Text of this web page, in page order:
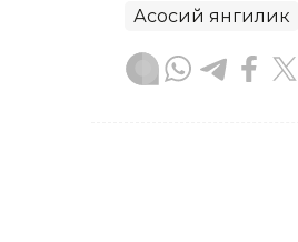
Асосий янгилик